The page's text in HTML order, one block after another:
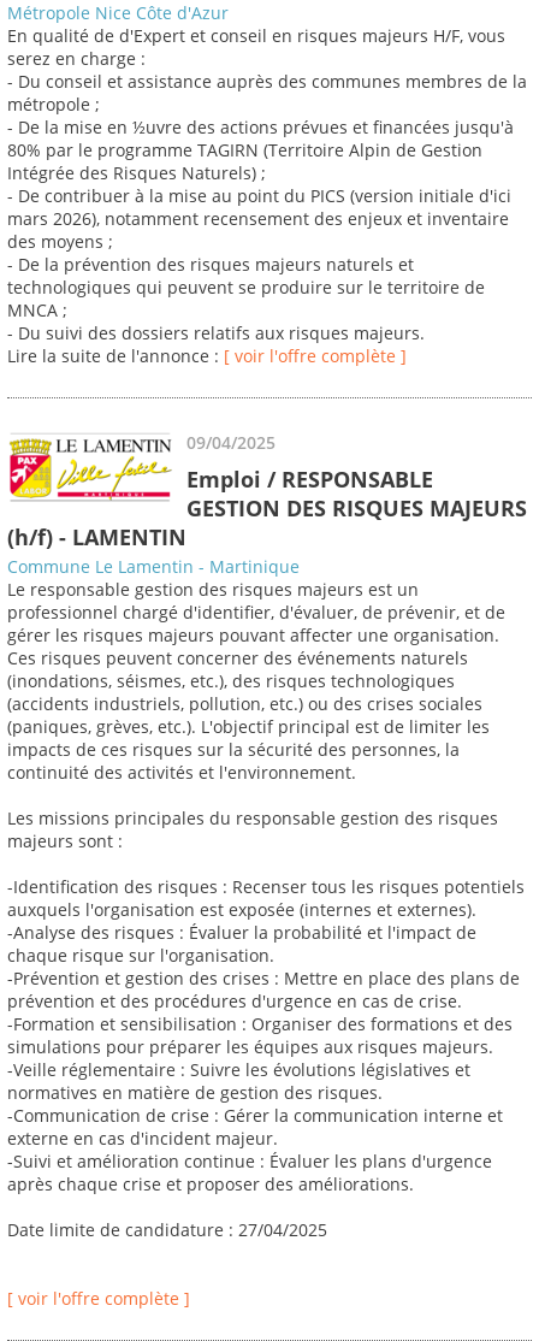
Métropole Nice Côte d'Azur
En qualité de d'Expert et conseil en risques majeurs H/F, vous
serez en charge :
- Du conseil et assistance auprès des communes membres de la
métropole ;
- De la mise en ½uvre des actions prévues et financées jusqu'à
80% par le programme TAGIRN (Territoire Alpin de Gestion
Intégrée des Risques Naturels) ;
- De contribuer à la mise au point du PICS (version initiale d'ici
mars 2026), notamment recensement des enjeux et inventaire
des moyens ;
- De la prévention des risques majeurs naturels et
technologiques qui peuvent se produire sur le territoire de
MNCA ;
- Du suivi des dossiers relatifs aux risques majeurs.
Lire la suite de l'annonce : [ voir l'offre complète ]
09/04/2025
Emploi / RESPONSABLE
GESTION DES RISQUES MAJEURS
(h/f) - LAMENTIN
Commune Le Lamentin - Martinique
Le responsable gestion des risques majeurs est un
professionnel chargé d'identifier, d'évaluer, de prévenir, et de
gérer les risques majeurs pouvant affecter une organisation.
Ces risques peuvent concerner des événements naturels
(inondations, séismes, etc.), des risques technologiques
(accidents industriels, pollution, etc.) ou des crises sociales
(paniques, grèves, etc.). L'objectif principal est de limiter les
impacts de ces risques sur la sécurité des personnes, la
continuité des activités et l'environnement.
Les missions principales du responsable gestion des risques
majeurs sont :
-Identification des risques : Recenser tous les risques potentiels
auxquels l'organisation est exposée (internes et externes).
-Analyse des risques : Évaluer la probabilité et l'impact de
chaque risque sur l'organisation.
-Prévention et gestion des crises : Mettre en place des plans de
prévention et des procédures d'urgence en cas de crise.
-Formation et sensibilisation : Organiser des formations et des
simulations pour préparer les équipes aux risques majeurs.
-Veille réglementaire : Suivre les évolutions législatives et
normatives en matière de gestion des risques.
-Communication de crise : Gérer la communication interne et
externe en cas d'incident majeur.
-Suivi et amélioration continue : Évaluer les plans d'urgence
après chaque crise et proposer des améliorations.
Date limite de candidature : 27/04/2025
[ voir l'offre complète ]